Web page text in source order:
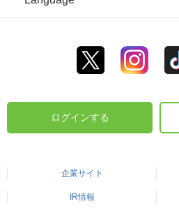
ログインする
企業サイト
IR情報